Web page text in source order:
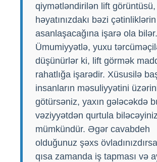
qiymətləndirilən lift görüntüsü,
həyatınızdakı bəzi çətinliklərin
asanlaşacağına işarə ola bilər.
Ümumiyyətlə, yuxu
düşünürlər ki, lift görmək
rahatlığa işarədir. Xüsusilə
insanların məsuliyyətini
götürsəniz, yaxın gələcəkdə
vəziyyətdən qurtula biləcəyiniz
mümkündür. Əgər cavabdeh
olduğunuz şəxs
qısa zamanda iş tapması və